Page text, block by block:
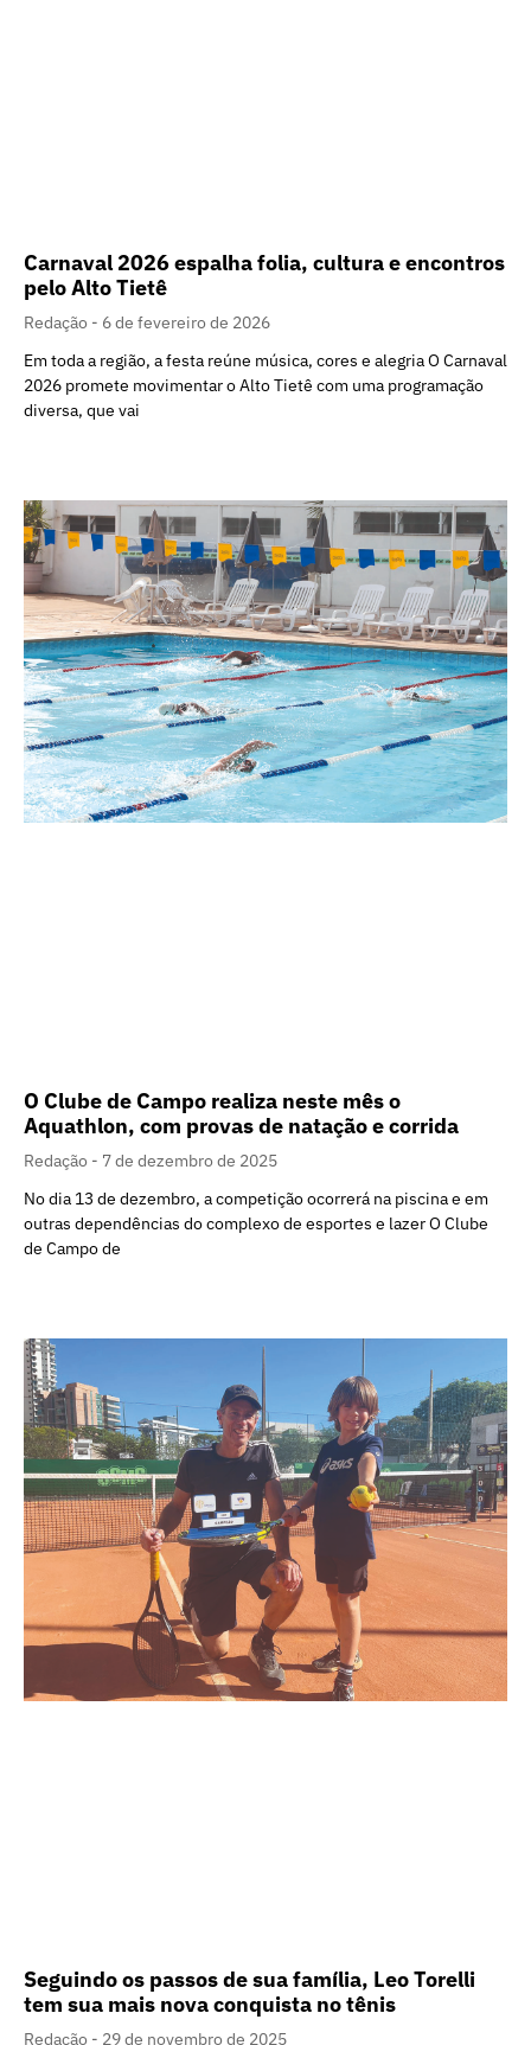
Carnaval 2026 espalha folia, cultura e encontros
pelo Alto Tietê
Redação
6 de fevereiro de 2026
Em toda a região, a festa reúne música, cores e alegria O Carnaval
2026 promete movimentar o Alto Tietê com uma programação
diversa, que vai
O Clube de Campo realiza neste mês o
Aquathlon, com provas de natação e corrida
Redação
7 de dezembro de 2025
No dia 13 de dezembro, a competição ocorrerá na piscina e em
outras dependências do complexo de esportes e lazer O Clube
de Campo de
Seguindo os passos de sua família, Leo Torelli
tem sua mais nova conquista no tênis
Redação
29 de novembro de 2025